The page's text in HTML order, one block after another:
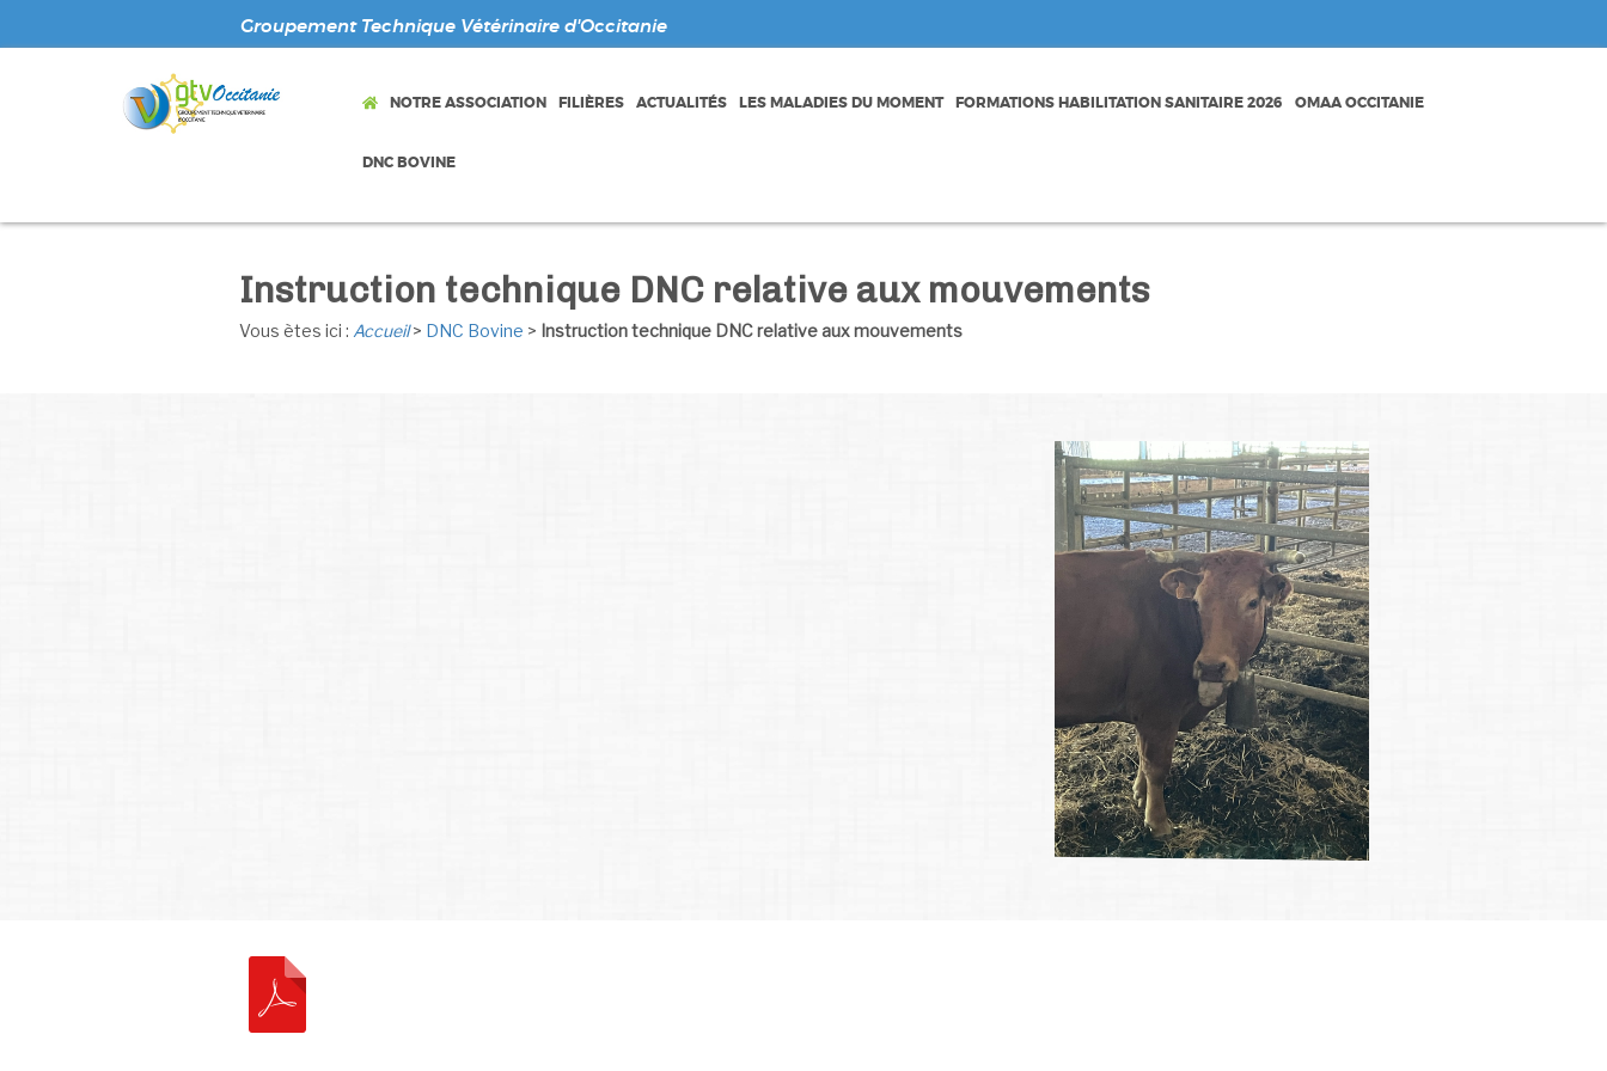
Groupement Technique Vétérinaire d'Occitanie
NOTRE ASSOCIATION FILIÈRES ACTUALITÉS LES MALADIES DU MOMENT FORMATIONS HABILITATION SANITAIRE 2026 OMAA OCCITANIE
DNC BOVINE
Instruction technique DNC relative aux mouvements
Vous ètes ici : Accueil> DNC Bovine > Instruction technique DNC relative aux mouvements